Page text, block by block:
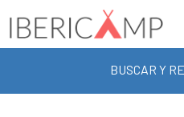
BUSCAR Y